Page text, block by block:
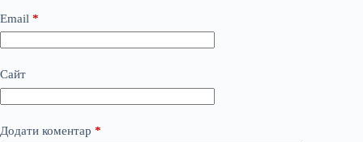
Email *
Сайт
Додати коментар *